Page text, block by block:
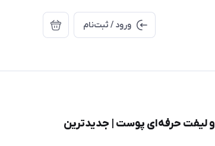
ورود / ثبت‌نام
ماساژور و لیفتینگ صورت و گردن 7 رنگ | جوانسازی با نور LED و لیفت حرفه‌ای پوست | جدیدترین